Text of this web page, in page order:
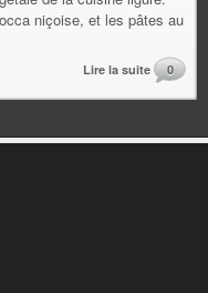
niçoise, et les pâtes au
Lire la suite 0